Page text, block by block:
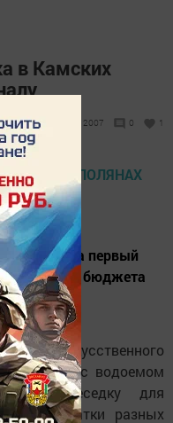
в Камских
-
2007 0 1
На первый
бюджета
искусственного
рядом с водоемом
и беседку для
из брусчатки разных